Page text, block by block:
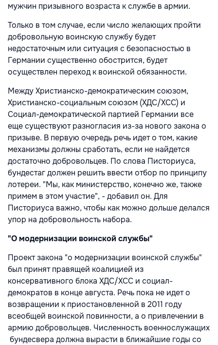
мужчин призывного возраста к службе в армии.
Только в том случае, если число желающих пройти
добровольную воинскую службу будет
недостаточным или ситуация с безопасностью в
Германии существенно обострится, будет
осуществлен переход к воинской обязанности.
Между Христианско-демократическим союзом,
Христианско-социальным союзом (ХДС/ХСС) и
Социал-демократической партией Германии все
еще существуют разногласия из-за нового закона о
призыве. В первую очередь речь идет о том, какие
механизмы должны сработать, если не найдется
достаточно добровольцев. По слова Писториуса,
бундестаг должен решить ввести отбор по принципу
лотереи. "Мы, как министерство, конечно же, также
примем в этом участие", - добавил он. Для
Писториуса важно, чтобы как можно дольше делался
упор на добровольность набора.
"О модернизации воинской службы"
Проект закона "о модернизации воинской службы"
был принят правящей коалицией из
консервативного блока ХДС/ХСС и социал-
демократов в конце августа. Речь пока не идет о
возвращении к приостановленной в 2011 году
всеобщей воинской повинности, а о привлечении в
армию добровольцев. Численность военнослужащих
бундесвера должна вырасти в ближайшие годы со